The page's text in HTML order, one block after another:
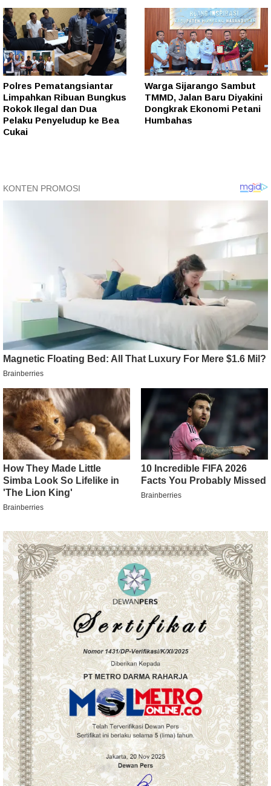
Polres Pematangsiantar
Limpahkan Ribuan Bungkus
Rokok Ilegal dan Dua
Pelaku Penyeludup ke Bea
Cukai
Warga Sijarango Sambut
TMMD, Jalan Baru Diyakini
Dongkrak Ekonomi Petani
Humbahas